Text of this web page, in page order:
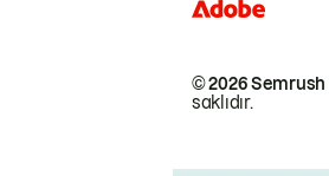
© 2026 Semrush
saklıdır.